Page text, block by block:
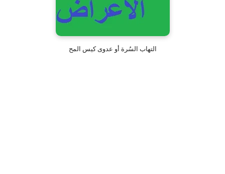
التهاب السُرة أو عدوى كيس المح